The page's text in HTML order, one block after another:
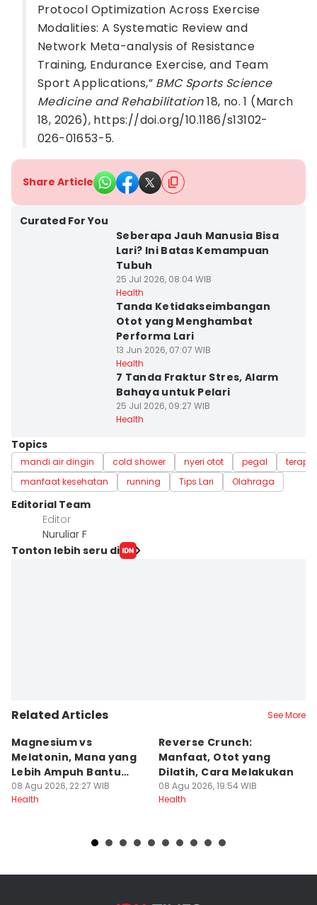
Protocol Optimization Across Exercise
Modalities: A Systematic Review and
Network Meta-analysis of Resistance
Training, Endurance Exercise, and Team
Sport Applications,” BMC Sports Science
Medicine and Rehabilitation18, no. 1 (March
18, 2026), https://doi.org/10.1186/s13102-
026-01653-5.
Share Article
Curated For You
Seberapa Jauh Manusia Bisa
Lari? Ini Batas Kemampuan
Tubuh
25 Jul 2026, 08:04 WIB
Health
Tanda Ketidakseimbangan
Otot yang Menghambat
Performa Lari
13 Jun 2026, 07:07 WIB
Health
7 Tanda Fraktur Stres, Alarm
Bahaya untuk Pelari
25 Jul 2026, 09:27 WIB
Health
Topics
mandi air dingin cold shower nyeri otot pegal
terapi
manfaat kesehatan
running Tips Lari Olahraga
Editorial Team
Editor
Nuruliar F
Tonton lebih seru di
Related Articles See More
Magnesium vs
Melatonin, Mana yang
Lebih Ampuh Bantu
Tidur?
08 Agu 2026, 22:27 WIB
Health
Reverse Crunch:
Manfaat, Otot yang
Dilatih, Cara Melakukan
08 Agu 2026, 19:54 WIB
Health